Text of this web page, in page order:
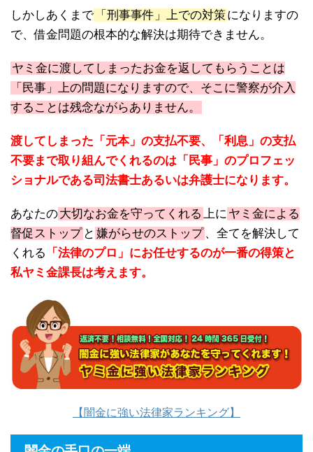
しかしあくまで 「刑事事件」上での対策 になりますの
で、借金問題の根本的な解決は期待できません。
ヤミ金に渡してしまったお金を返してもらうことは
「民事」上の問題になりますので、そこに警察が介入
することは残念ながらありません。
渡してしまった「元本」の支払不要、「利息」の支払
不要まで取り組んでくれるのは「民事」のプロフェッ
ショナルである司法書士あるいは弁護士になります。
あなたの大切なお金を守ってくれる 上に ヤミ金による
督促ストップ と 嫌がらせのストップ 、全てを解決して
くれる
「法律のプロ」にお任せするのが一番の得策と
私ヤミ金課長は考えます。
【闇金に強い法律家ランキング】